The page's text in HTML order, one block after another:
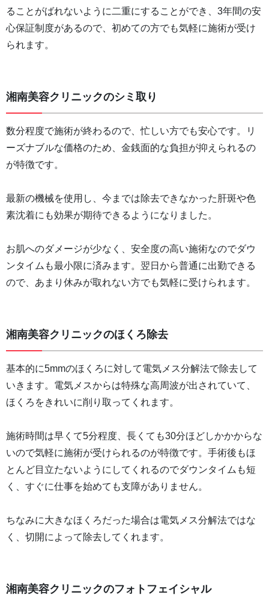
ることがばれないように二重にすることができ、3年間の安
心保証制度があるので、初めての方でも気軽に施術が受け
られます。
湘南美容クリニックのシミ取り
数分程度で施術が終わるので、忙しい方でも安心です。リ
ーズナブルな価格のため、金銭面的な負担が抑えられるの
が特徴です。
最新の機械を使用し、今までは除去できなかった肝斑や色
素沈着にも効果が期待できるようになりました。
お肌へのダメージが少なく、安全度の高い施術なのでダウ
ンタイムも最小限に済みます。翌日から普通に出勤できる
ので、あまり休みが取れない方でも気軽に受けられます。
湘南美容クリニックのほくろ除去
基本的に5mmのほくろに対して電気メス分解法で除去して
いきます。電気メスからは特殊な高周波が出されていて、
ほくろをきれいに削り取ってくれます。
施術時間は早くて5分程度、長くても30分ほどしかかからな
いので気軽に施術が受けられるのが特徴です。手術後もほ
とんど目立たないようにしてくれるのでダウンタイムも短
く、すぐに仕事を始めても支障がありません。
ちなみに大きなほくろだった場合は電気メス分解法ではな
く、切開によって除去してくれます。
湘南美容クリニックのフォトフェイシャル